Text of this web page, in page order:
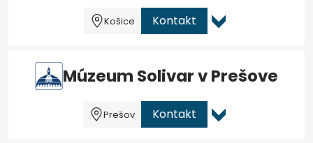
Košice Kontakt
Múzeum Solivar v Prešove
Prešov Kontakt